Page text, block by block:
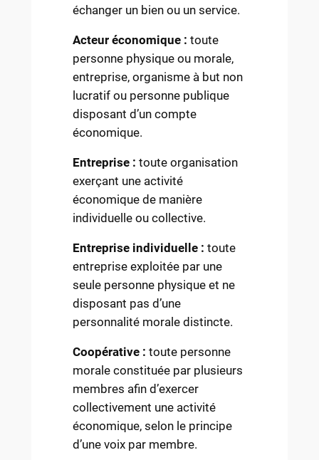
échanger un bien ou un service.
Acteur économique : toute
personne physique ou morale,
entreprise, organisme à but non
lucratif ou personne publique
disposant d’un compte
économique.
Entreprise : toute organisation
exerçant une activité
économique de manière
individuelle ou collective.
Entreprise individuelle : toute
entreprise exploitée par une
seule personne physique et ne
disposant pas d’une
personnalité morale distincte.
Coopérative : toute personne
morale constituée par plusieurs
membres afin d’exercer
collectivement une activité
économique, selon le principe
d’une voix par membre.